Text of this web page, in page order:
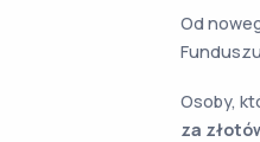
Od
Osoby,
za